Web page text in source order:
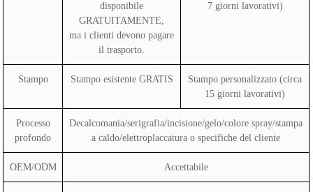
disponibile
GRATUITAMENTE,
ma i clienti devono pagare
il trasporto.
7 giorni lavorativi)
Stampo Stampo esistente GRATIS
Stampo personalizzato (circa
15 giorni lavorativi)
Processo
profondo
Decalcomania/serigrafia/incisione/gelo/colore spray/stampa
a caldo/elettroplaccatura o specifiche del cliente
OEM/ODM Accettabile